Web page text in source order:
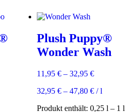
Plush Puppy®
Wonder Wash
11,95 €– 32,95 €
32,95 €– 47,80 €/l
Produkt enthält: 0,25 l – 1 l